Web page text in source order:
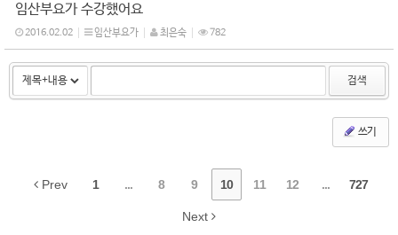
임산부요가 수강했어요
2016.02.02 임산부요가 최은숙 782
검색
쓰기
Prev 1 ... 8 9 10 11 12 ... 727
Next